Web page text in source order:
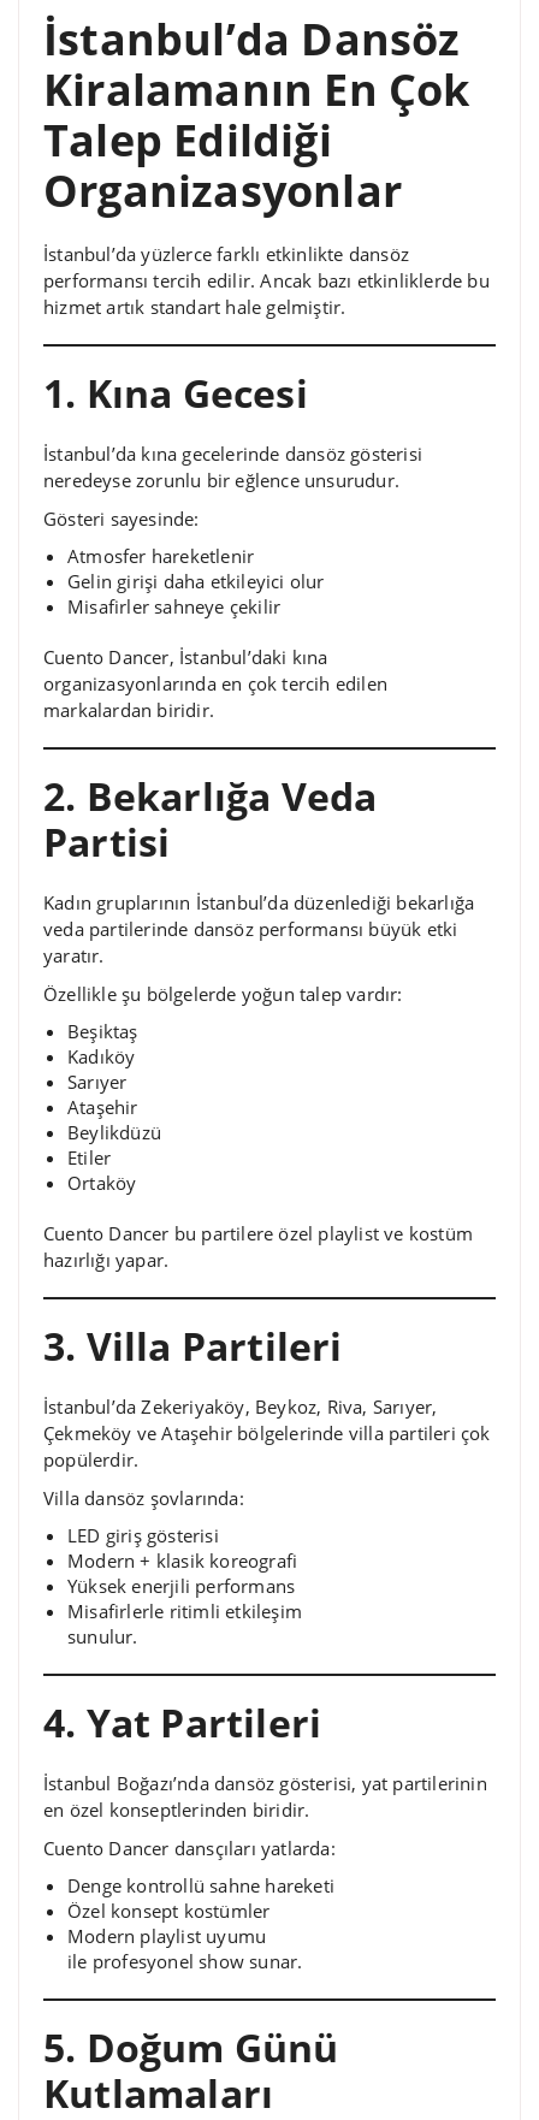
İstanbul’da Dansöz
Kiralamanın En Çok
Talep Edildiği
Organizasyonlar
İstanbul’da yüzlerce farklı etkinlikte dansöz
performansı tercih edilir. Ancak bazı etkinliklerde bu
hizmet artık standart hale gelmiştir.
1. Kına Gecesi
İstanbul’da kına gecelerinde dansöz gösterisi
neredeyse zorunlu bir eğlence unsurudur.
Gösteri sayesinde:
Atmosfer hareketlenir
Gelin girişi daha etkileyici olur
Misafirler sahneye çekilir
Cuento Dancer, İstanbul’daki kına
organizasyonlarında en çok tercih edilen
markalardan biridir.
2. Bekarlığa Veda
Partisi
Kadın gruplarının İstanbul’da düzenlediği bekarlığa
veda partilerinde dansöz performansı büyük etki
yaratır.
Özellikle şu bölgelerde yoğun talep vardır:
Beşiktaş
Kadıköy
Sarıyer
Ataşehir
Beylikdüzü
Etiler
Ortaköy
Cuento Dancer bu partilere özel playlist ve kostüm
hazırlığı yapar.
3. Villa Partileri
İstanbul’da Zekeriyaköy, Beykoz, Riva, Sarıyer,
Çekmeköy ve Ataşehir bölgelerinde villa partileri çok
popülerdir.
Villa dansöz şovlarında:
LED giriş gösterisi
Modern + klasik koreografi
Yüksek enerjili performans
Misafirlerle ritimli etkileşim
sunulur.
4. Yat Partileri
İstanbul Boğazı’nda dansöz gösterisi, yat partilerinin
en özel konseptlerinden biridir.
Cuento Dancer dansçıları yatlarda:
Denge kontrollü sahne hareketi
Özel konsept kostümler
Modern playlist uyumu
ile profesyonel show sunar.
5. Doğum Günü
Kutlamaları